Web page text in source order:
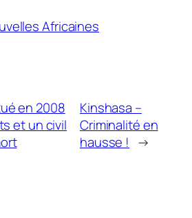
Africaines
en 2008
et un civil
Kinshasa –
Criminalité en
hausse ! →